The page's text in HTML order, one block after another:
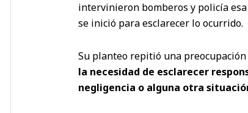
intervinieron bomberos y policía
se inició para esclarecer lo ocurrido.
Su planteo repitió una
la necesidad de esclarecer
negligencia o alguna otra